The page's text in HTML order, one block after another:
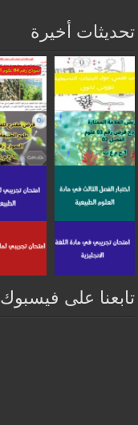
تحديثات أخيرة
تابعنا على فيسبوك